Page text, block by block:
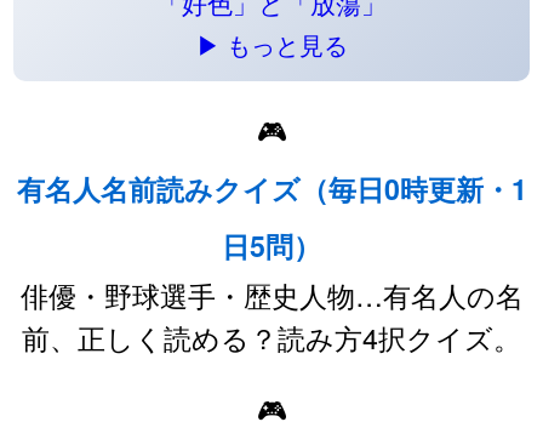
▶ もっと見る
🎮
有名人名前読みクイズ（毎日0時更新・1
日5問）
俳優・野球選手・歴史人物…有名人の名
前、正しく読める？読み方4択クイズ。
🎮